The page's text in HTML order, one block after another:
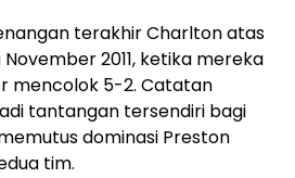
terakhir Charlton atas
2011, ketika mereka
mencolok 5-2. Catatan
tantangan tersendiri bagi
dominasi Preston
tim.